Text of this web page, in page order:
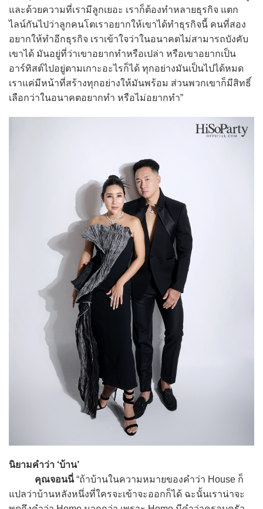
และด้วยความที่เรามีลูกเยอะ เราก็ต้องทำหลายธุรกิจ แตก
ไลน์กันไปว่าลูกคนโตเราอยากให้เขาได้ทำธุรกิจนี้ คนที่สอง
อยากให้ทำอีกธุรกิจ เราเข้าใจว่าในอนาคตไม่สามารถบังคับ
เขาได้ มันอยู่ที่ว่าเขาอยากทำหรือเปล่า หรือเขาอยากเป็น
อาร์ทิสต์ไปอยู่ตามเกาะอะไรก็ได้ ทุกอย่างมันเป็นไปได้หมด
เราแค่มีหน้าที่สร้างทุกอย่างให้มันพร้อม ส่วนพวกเขาก็มีสิทธิ์
เลือกว่าในอนาคตอยากทำ หรือไม่อยากทำ”
นิยามคำว่า ‘บ้าน’
คุณจอนนี่“ถ้าบ้านในความหมายของคำว่า House ก็
แปลว่าบ้านหลังหนึ่งที่ใครจะเข้าจะออกก็ได้ ฉะนั้นเราน่าจะ